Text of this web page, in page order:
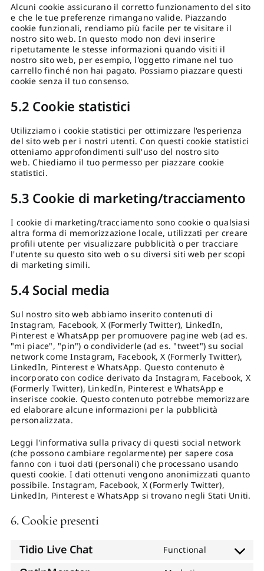
Alcuni cookie assicurano il corretto funzionamento del sito
e che le tue preferenze rimangano valide. Piazzando
cookie funzionali, rendiamo più facile per te visitare il
nostro sito web. In questo modo non devi inserire
ripetutamente le stesse informazioni quando visiti il
nostro sito web, per esempio, l'oggetto rimane nel tuo
carrello finché non hai pagato. Possiamo piazzare questi
cookie senza il tuo consenso.
5.2 Cookie statistici
Utilizziamo i cookie statistici per ottimizzare l'esperienza
del sito web per i nostri utenti. Con questi cookie statistici
otteniamo approfondimenti sull'uso del nostro sito
web. Chiediamo il tuo permesso per piazzare cookie
statistici.
5.3 Cookie di marketing/tracciamento
I cookie di marketing/tracciamento sono cookie o qualsiasi
altra forma di memorizzazione locale, utilizzati per creare
profili utente per visualizzare pubblicità o per tracciare
l'utente su questo sito web o su diversi siti web per scopi
di marketing simili.
5.4 Social media
Sul nostro sito web abbiamo inserito contenuti di
Instagram, Facebook, X (Formerly Twitter), LinkedIn,
Pinterest e WhatsApp per promuovere pagine web (ad es.
"mi piace", "pin") o condividerle (ad es. "tweet") su social
network come Instagram, Facebook, X (Formerly Twitter),
LinkedIn, Pinterest e WhatsApp. Questo contenuto è
incorporato con codice derivato da Instagram, Facebook, X
(Formerly Twitter), LinkedIn, Pinterest e WhatsApp e
inserisce cookie. Questo contenuto potrebbe memorizzare
ed elaborare alcune informazioni per la pubblicità
personalizzata.
Leggi l'informativa sulla privacy di questi social network
(che possono cambiare regolarmente) per sapere cosa
fanno con i tuoi dati (personali) che processano usando
questi cookie. I dati ottenuti vengono anonimizzati quanto
possibile. Instagram, Facebook, X (Formerly Twitter),
LinkedIn, Pinterest e WhatsApp si trovano negli Stati Uniti.
6. Cookie presenti
Tidio Live Chat Functional
Consent